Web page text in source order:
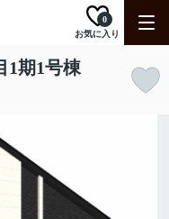
お気に入り
0
1期1号棟